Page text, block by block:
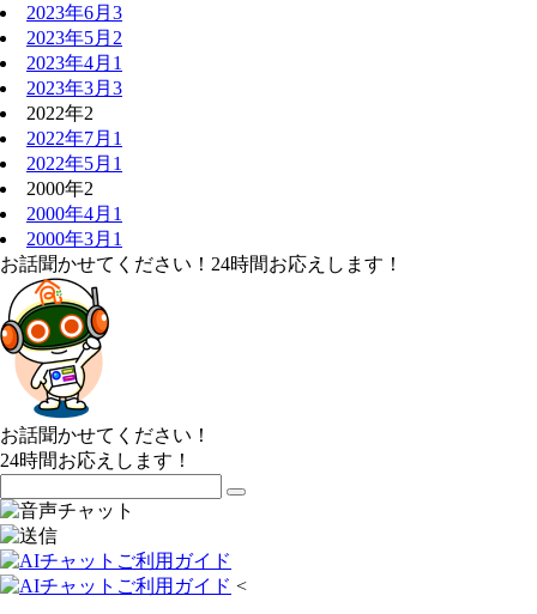
2023年6月 3
2023年5月 2
2023年4月 1
2023年3月 3
2022年2
2022年7月 1
2022年5月 1
2000年2
2000年4月 1
2000年3月 1
お話聞かせてください！24時間お応えします！
お話聞かせてください！
24時間お応えします！
<